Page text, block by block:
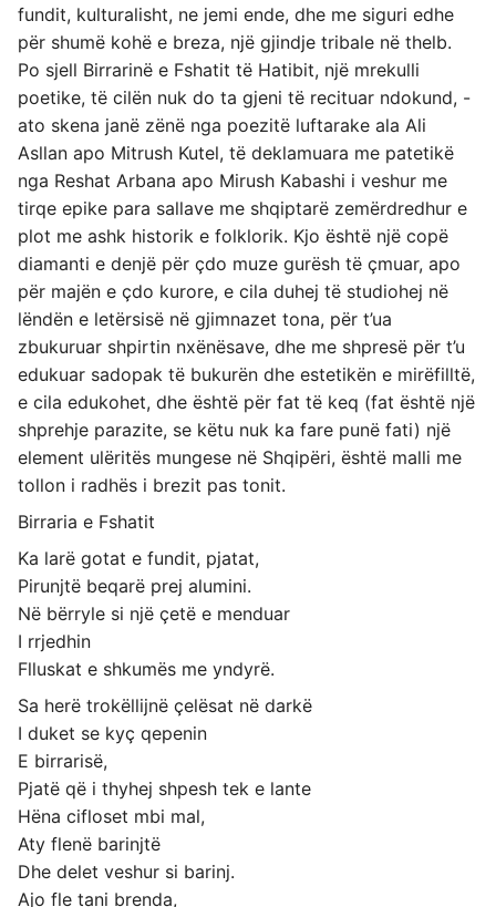
fundit, kulturalisht, ne jemi ende, dhe me siguri edhe
për shumë kohë e breza, një gjindje tribale në thelb.
Po sjell Birrarinë e Fshatit të Hatibit, një mrekulli
poetike, të cilën nuk do ta gjeni të recituar ndokund, -
ato skena janë zënë nga poezitë luftarake ala Ali
Asllan apo Mitrush Kutel, të deklamuara me patetikë
nga Reshat Arbana apo Mirush Kabashi i veshur me
tirqe epike para sallave me shqiptarë zemërdredhur e
plot me ashk historik e folklorik. Kjo është një copë
diamanti e denjë për çdo muze gurësh të çmuar, apo
për majën e çdo kurore, e cila duhej të studiohej në
lëndën e letërsisë në gjimnazet tona, për t’ua
zbukuruar shpirtin nxënësave, dhe me shpresë për t’u
edukuar sadopak të bukurën dhe estetikën e mirëfilltë,
e cila edukohet, dhe është për fat të keq (fat është një
shprehje parazite, se këtu nuk ka fare punë fati) një
element ulëritës mungese në Shqipëri, është malli me
tollon i radhës i brezit pas tonit.
Birraria e Fshatit
Ka larë gotat e fundit, pjatat,
Pirunjtë beqarë prej alumini.
Në bërryle si një çetë e menduar
I rrjedhin
Flluskat e shkumës me yndyrë.
Sa herë trokëllijnë çelësat në darkë
I duket se kyç qepenin
E birrarisë,
Pjatë që i thyhej shpesh tek e lante
Hëna cifloset mbi mal,
Aty flenë barinjtë
Dhe delet veshur si barinj.
Ajo fle tani brenda,